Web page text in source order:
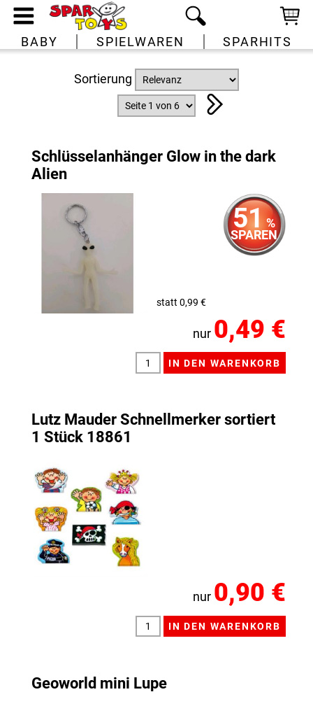
BABY SPIELWAREN SPARHITS
Sortierung
Schlüsselanhänger Glow in the dark
Alien
51 %
SPAREN
statt 0,99 €
nur 0,49 €
Lutz Mauder Schnellmerker sortiert
1 Stück 18861
nur 0,90 €
Geoworld mini Lupe